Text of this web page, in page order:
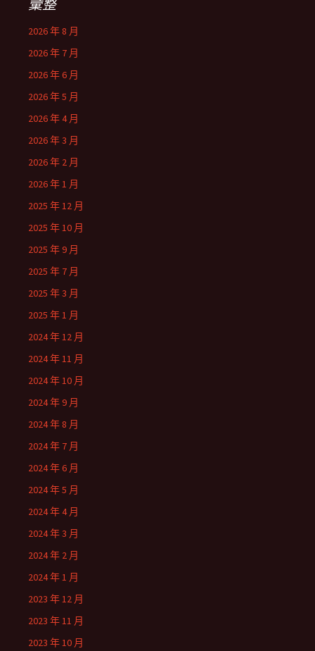
彙整
2026 年 8 月
2026 年 7 月
2026 年 6 月
2026 年 5 月
2026 年 4 月
2026 年 3 月
2026 年 2 月
2026 年 1 月
2025 年 12 月
2025 年 10 月
2025 年 9 月
2025 年 7 月
2025 年 3 月
2025 年 1 月
2024 年 12 月
2024 年 11 月
2024 年 10 月
2024 年 9 月
2024 年 8 月
2024 年 7 月
2024 年 6 月
2024 年 5 月
2024 年 4 月
2024 年 3 月
2024 年 2 月
2024 年 1 月
2023 年 12 月
2023 年 11 月
2023 年 10 月